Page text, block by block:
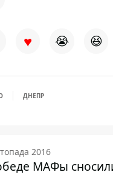
♥ 😭 😆
ДНЕПР
2016
МАФы